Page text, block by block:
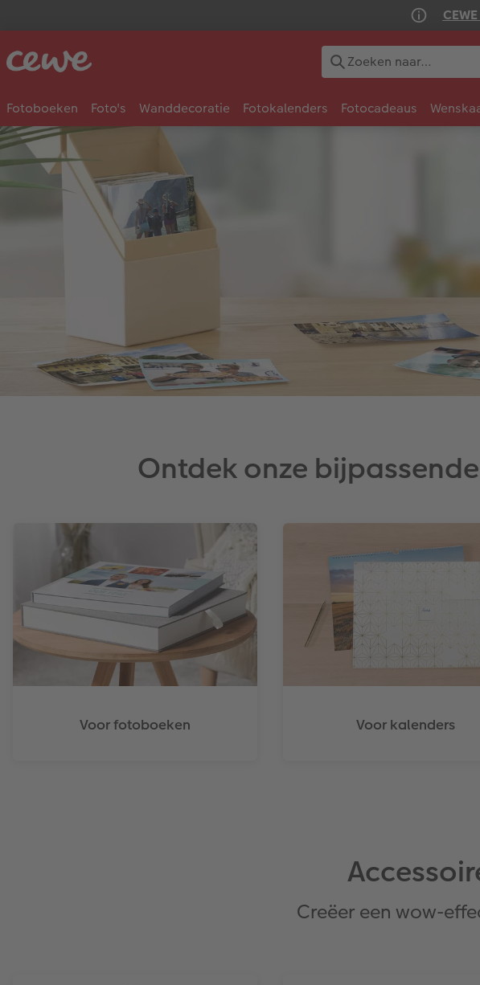
Fotoboeken Foto's Wanddecoratie Fotokalenders Fotocadeaus
Ontdek onze
Voor fotoboeken Voor kalenders
Creëer een wow-